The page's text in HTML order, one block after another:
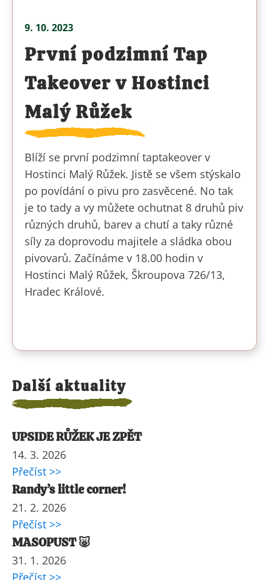
9. 10. 2023
První podzimní Tap
Takeover v Hostinci
Malý Růžek
Blíží se první podzimní taptakeover v
Hostinci Malý Růžek. Jistě se všem stýskalo
po povídání o pivu pro zasvěcené. No tak
je to tady a vy můžete ochutnat 8 druhů piv
různých druhů, barev a chutí a taky různé
síly za doprovodu majitele a sládka obou
pivovarů. Začínáme v 18.00 hodin v
Hostinci Malý Růžek, Škroupova 726/13,
Hradec Králové.
Další aktuality
UPSIDE RŮŽEK JE ZPĚT
14. 3. 2026
Přečíst >>
Randy’s little corner!
21. 2. 2026
Přečíst >>
MASOPUST 🐷
31. 1. 2026